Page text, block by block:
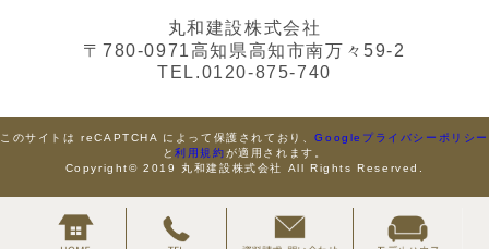
丸和建設株式会社
〒780-0971高知県高知市南万々59-2
TEL.0120-875-740
このサイトは reCAPTCHA によって保護されており、Googleプライバシーポリシー
と利用規約が適用されます。
Copyright© 2019 丸和建設株式会社 All Rights Reserved.